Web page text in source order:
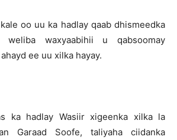
oo uu ka hadlay qaab dhismeedka
weliba waxyaabihii u qabsoomay
ee uu xilka hayay.
ka hadlay Wasiir xigeenka xilka la
Garaad Soofe, taliyaha ciidanka